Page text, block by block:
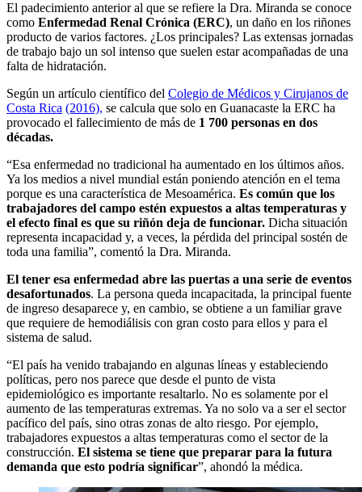
El padecimiento anterior al que se refiere la Dra. Miranda se conoce
como Enfermedad Renal Crónica (ERC), un daño en los riñones
producto de varios factores. ¿Los principales? Las extensas jornadas
de trabajo bajo un sol intenso que suelen estar acompañadas de una
falta de hidratación.
Según un artículo científico del Colegio de Médicos y Cirujanos de
Costa Rica (2016), se calcula que solo en Guanacaste la ERC ha
provocado el fallecimiento de más de 1 700 personas en dos
décadas.
“Esa enfermedad no tradicional ha aumentado en los últimos años.
Ya los medios a nivel mundial están poniendo atención en el tema
porque es una característica de Mesoamérica. Es común que los
trabajadores del campo estén expuestos a altas temperaturas y
el efecto final es que su riñón deja de funcionar. Dicha situación
representa incapacidad y, a veces, la pérdida del principal sostén de
toda una familia”, comentó la Dra. Miranda.
El tener esa enfermedad abre las puertas a una serie de eventos
desafortunados. La persona queda incapacitada, la principal fuente
de ingreso desaparece y, en cambio, se obtiene a un familiar grave
que requiere de hemodiálisis con gran costo para ellos y para el
sistema de salud.
“El país ha venido trabajando en algunas líneas y estableciendo
políticas, pero nos parece que desde el punto de vista
epidemiológico es importante resaltarlo. No es solamente por el
aumento de las temperaturas extremas. Ya no solo va a ser el sector
pacífico del país, sino otras zonas de alto riesgo. Por ejemplo,
trabajadores expuestos a altas temperaturas como el sector de la
construcción. El sistema se tiene que preparar para la futura
demanda que esto podría significar”, ahondó la médica.